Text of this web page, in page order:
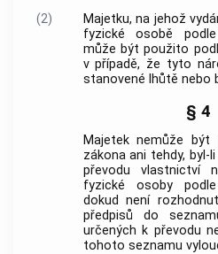
(2)
Majetku, na jehož
fyzické osobě
může být použito
v případě, že tyto
stanovené lhůtě nebo
§ 4
Majetek nemůže
zákona ani tehdy, byl-
převodu vlastnictví
fyzické osoby
dokud není
předpisů do
určených k převodu
tohoto seznamu